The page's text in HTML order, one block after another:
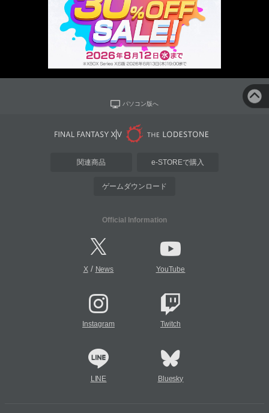
パソコン版へ
関連商品 e-STOREで購入
ゲームダウンロード
Official Information
X/ News YouTube
Instagram Twitch
LINE Bluesky